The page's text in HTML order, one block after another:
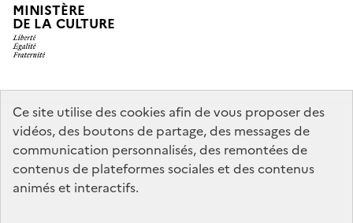
Ce site utilise des cookies afin de vous proposer des
vidéos, des boutons de partage, des messages de
communication personnalisés, des remontées de
contenus de plateformes sociales et des contenus
animés et interactifs.
MINISTÈRE
DE LA CULTURE
legifrance.gouv.fr
info.gouv.fr
service-public.gouv.fr
data.gouv.fr